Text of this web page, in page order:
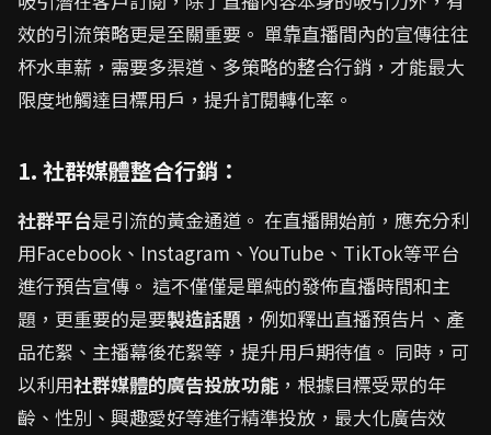
效的引流策略更是至關重要。 單靠直播間內的宣傳往往
杯水車薪，需要多渠道、多策略的整合行銷，才能最大
限度地觸達目標用戶，提升訂閱轉化率。
1. 社群媒體整合行銷：
社群平台是引流的黃金通道。 在直播開始前，應充分利
用Facebook、Instagram、YouTube、TikTok等平台
進行預告宣傳。 這不僅僅是單純的發佈直播時間和主
題，更重要的是要製造話題 ，例如釋出直播預告片、產
品花絮、主播幕後花絮等，提升用戶期待值。 同時，可
以利用社群媒體的廣告投放功能 ，根據目標受眾的年
齡、性別、興趣愛好等進行精準投放，最大化廣告效